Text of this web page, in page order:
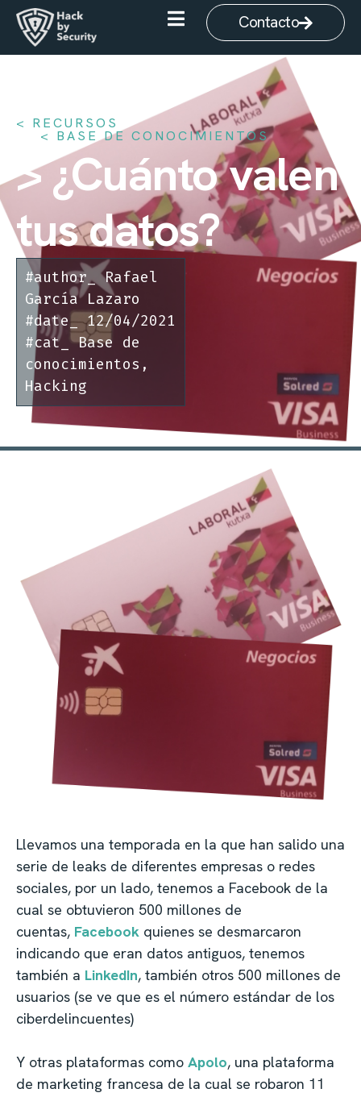
Contacto
< RECURSOS
BASE DE CONOCIMIENTOS
> ¿Cuánto valen
tus datos?
#author_ Rafael
García Lazaro
#date_ 12/04/2021
#cat_
Base de
conocimientos ,
Hacking
Llevamos una temporada en la que han salido una
serie de leaks de diferentes empresas o redes
sociales, por un lado, tenemos a Facebook de la
cual se obtuvieron 500 millones de
cuentas, Facebook quienes se desmarcaron
indicando que eran datos antiguos, tenemos
también a LinkedIn, también otros 500 millones de
usuarios (se ve que es el número estándar de los
ciberdelincuentes)
Y otras plataformas como Apolo, una plataforma
de marketing francesa de la cual se robaron 11